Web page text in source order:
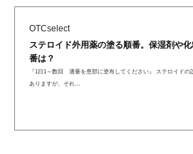
OTCselect
ステロイド外用薬の塗る順番。保湿剤や
番は？
『1日1～数回 適量を患部に塗布してください』 ステロイド
ありますが、それ…